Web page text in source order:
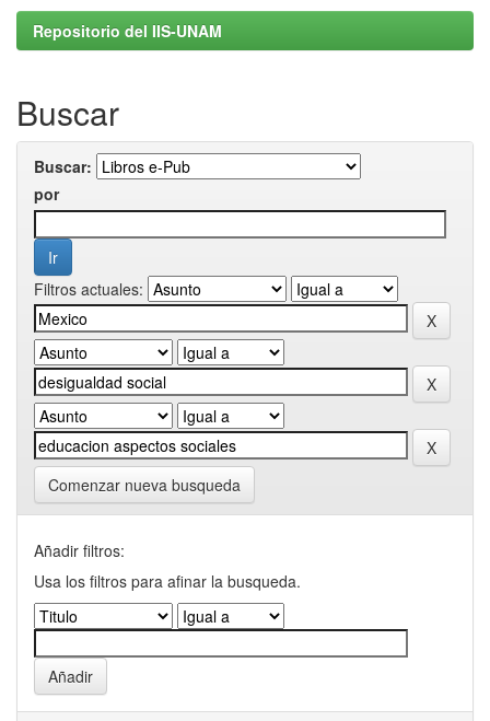
Repositorio del IIS-UNAM
Buscar
Buscar:
por
Filtros actuales:
Comenzar nueva busqueda
Añadir filtros:
Usa los filtros para afinar la busqueda.